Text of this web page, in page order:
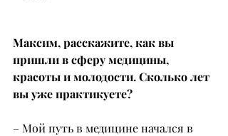
Максим, расскажите, как вы
пришли в сферу медицины,
красоты и молодости. Сколько лет
вы уже практикуете?
– Мой путь в медицине начался в